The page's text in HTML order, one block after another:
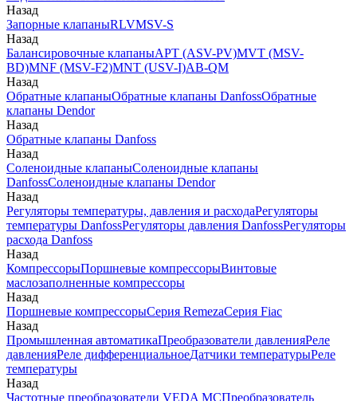
Назад
Запорные клапаныRLVMSV-S
Назад
Балансировочные клапаныAPT (ASV-PV)MVT (MSV-
BD)MNF (MSV-F2)MNT (USV-I)AB-QM
Назад
Обратные клапаныОбратные клапаны DanfossОбратные
клапаны Dendor
Назад
Обратные клапаны Danfoss
Назад
Соленоидные клапаныСоленоидные клапаны
DanfossСоленоидные клапаны Dendor
Назад
Регуляторы температуры, давления и расходаРегуляторы
температуры DanfossРегуляторы давления DanfossРегуляторы
расхода Danfoss
Назад
КомпрессорыПоршневые компрессорыВинтовые
маслозаполненные компрессоры
Назад
Поршневые компрессорыСерия RemezaСерия Fiac
Назад
Промышленная автоматикаПреобразователи давленияРеле
давленияРеле дифференциальноеДатчики температурыРеле
температуры
Назад
Частотные преобразователи VEDA MCПреобразователь